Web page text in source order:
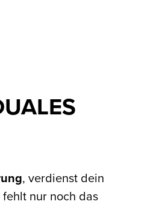
, verdienst dein
nur noch das